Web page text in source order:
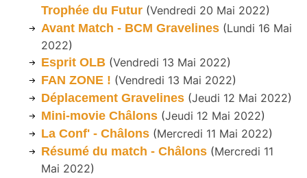
Trophée du Futur (Vendredi 20 Mai 2022)
Avant Match - BCM Gravelines (Lundi 16 Mai
2022)
Esprit OLB (Vendredi 13 Mai 2022)
FAN ZONE ! (Vendredi 13 Mai 2022)
Déplacement Gravelines (Jeudi 12 Mai 2022)
Mini-movie Châlons (Jeudi 12 Mai 2022)
La Conf' - Châlons (Mercredi 11 Mai 2022)
Résumé du match - Châlons (Mercredi 11
Mai 2022)